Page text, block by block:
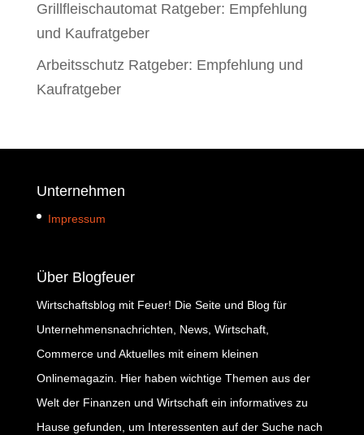
Grillfleischautomat Ratgeber: Empfehlung
und Kaufratgeber
Arbeitsschutz Ratgeber: Empfehlung und
Kaufratgeber
Unternehmen
Impressum
Über Blogfeuer
Wirtschaftsblog mit Feuer! Die Seite und Blog für
Unternehmensnachrichten, News, Wirtschaft,
Commerce und Aktuelles mit einem kleinen
Onlinemagazin. Hier haben wichtige Themen aus der
Welt der Finanzen und Wirtschaft ein informatives zu
Hause gefunden, um Interessenten auf der Suche nach